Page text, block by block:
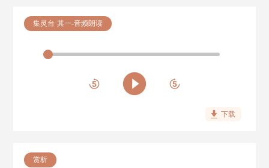
集灵台·其一-音频朗读
下载
赏析